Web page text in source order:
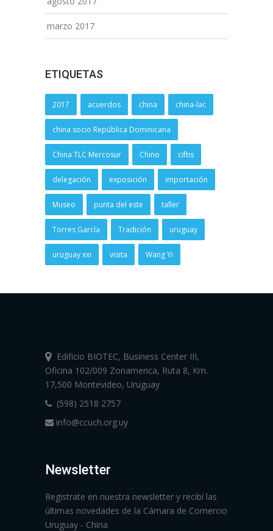
marzo 2017
ETIQUETAS
2017 acuerdos china china-lac
china socio República Dominicana
China TLC Mercosur Chino ciftis
delegación exposición importación
Museo punta del este taller
Torres García Tradición uruguay
uruguay xxi visita Wang Yi
Edificio BIOTEC, Business Center III,
Oficina 102/009 Zonamerica, Ruta 8, Km.
17,500 Montevideo, Uruguay
(598) 2518 2757
info@ccuch.org.uy
Newsletter
Registrate en nuestra newsletter y recibí las
últimas novedades de la Cámara de Comercio
Uruguay - China